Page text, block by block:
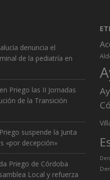
denuncia el
de la pediatría en
Priego las II Jornadas
de la Transición
suspende la Junta
«por decepción»
Priego de Córdoba
Local y refuerza